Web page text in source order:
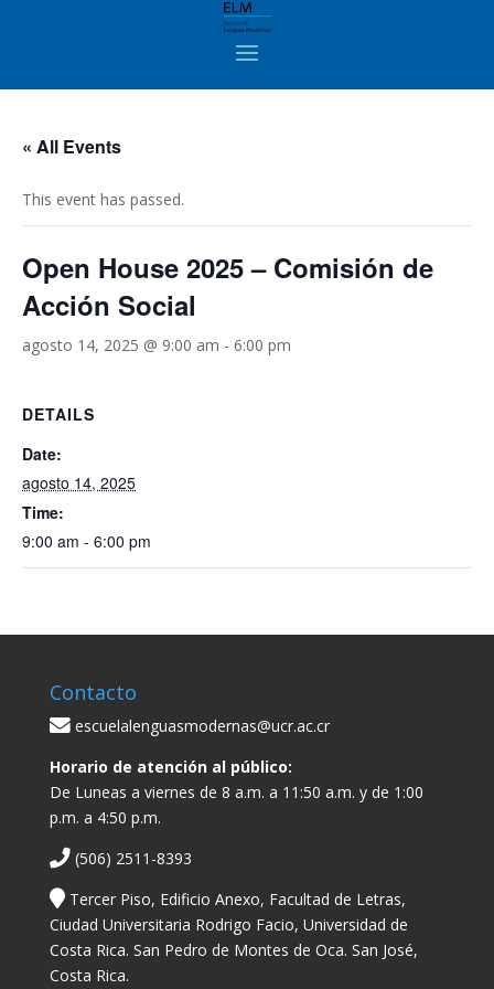
« All Events
This event has passed.
Open House 2025 – Comisión de
Acción Social
agosto 14, 2025 @ 9:00 am - 6:00 pm
DETAILS
Date:
agosto 14, 2025
Time:
9:00 am - 6:00 pm
Contacto
escuelalenguasmodernas@ucr.ac.cr
Horario de atención al público:
De Luneas a viernes de 8 a.m. a 11:50 a.m. y de 1:00
p.m. a 4:50 p.m.
(506) 2511-8393
Tercer Piso, Edificio Anexo, Facultad de Letras,
Ciudad Universitaria Rodrigo Facio, Universidad de
Costa Rica. San Pedro de Montes de Oca. San José,
Costa Rica.